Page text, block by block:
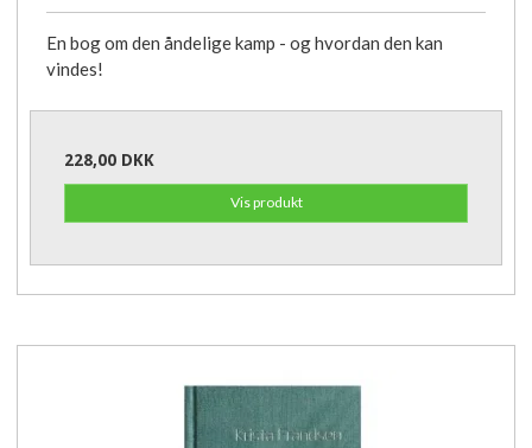
En bog om den åndelige kamp - og hvordan den kan
vindes!
228,00 DKK
Vis produkt